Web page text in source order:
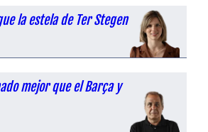
la estela de Ter Stegen
mejor que el Barça y